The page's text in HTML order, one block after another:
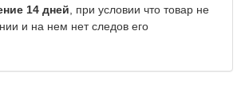
14 дней , при условии что товар не
и на нем нет следов его